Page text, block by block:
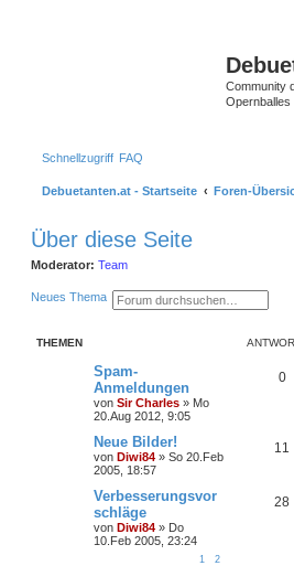
Community
Opernballes
Schnellzugriff FAQ
Debuetanten.at - Startseite Foren-
Über diese Seite
Moderator: Team
Neues Thema S
u
E
r
e
r
t
e
u
c
h
THEMEN
Spam-
Anmeldungen
von Sir Charles » Mo
20.Aug 2012, 9:05
0
Neue Bilder!
von Diwi84 » So 20.Feb
2005, 18:57
11
Verbesserungsvor
schläge
von Diwi84 » Do
10.Feb 2005, 23:24
1 2
28